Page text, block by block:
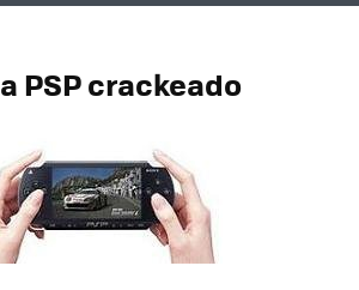
PSP crackeado